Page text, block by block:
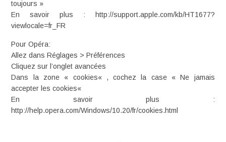
toujours »
En savoir plus : http://support.apple.com/kb/HT1677?
viewlocale=fr_FR
Pour Opéra:
Allez dans Réglages > Préférences
Cliquez sur l’onglet avancées
Dans la zone « cookies« , cochez la case « Ne jamais
accepter les cookies«
En savoir plus :
http://help.opera.com/Windows/10.20/fr/cookies.html